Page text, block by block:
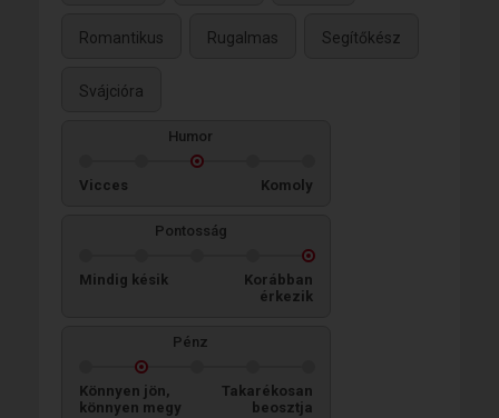
Romantikus Rugalmas Segítőkész
Svájcióra
Humor
Vicces Komoly
Pontosság
Mindig késik
Korábban
érkezik
Pénz
Könnyen jön,
könnyen megy
Takarékosan
beosztja